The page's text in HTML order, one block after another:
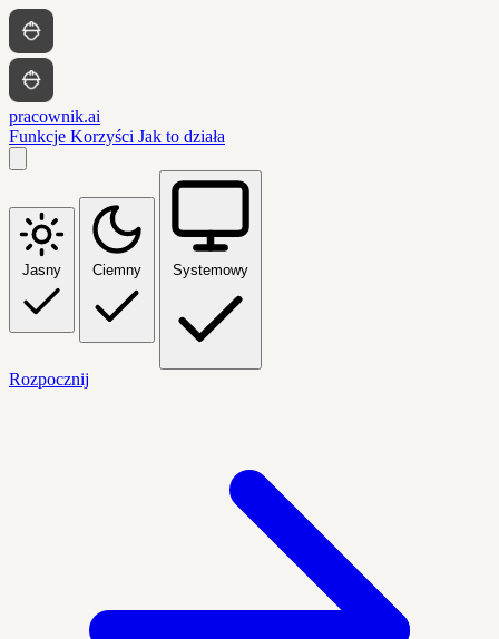
pracownik.ai
Funkcje Korzyści Jak to działa
Jasny Ciemny Systemowy
Rozpocznij